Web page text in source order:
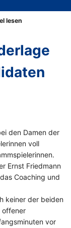
lesen
den Damen der
voll
Ernst Friedmann
Coaching und
keiner der beiden
offener
vor